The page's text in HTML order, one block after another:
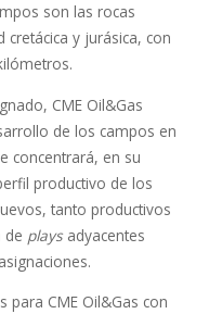
son las rocas
y jurásica, con
CME Oil&Gas
de los campos en
concentrará, en su
productivo de los
tanto productivos
de playsadyacentes
para CME Oil&Gas con